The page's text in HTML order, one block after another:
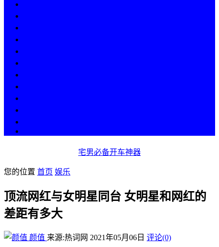
宅男必备开车神器
您的位置 首页 娱乐
顶流网红与女明星同台 女明星和网红的
差距有多大
颜值 来源:热词网 2021年05月06日 评论(0)